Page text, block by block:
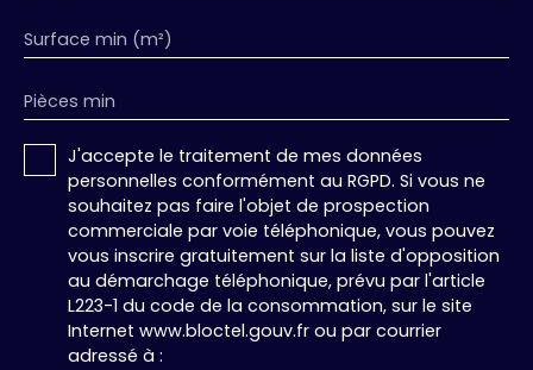
Les informations sur les risques auxquels ce bien
: www. georisques. gouv. fr. Association
MEDIMMOCONSO 1 Allée du Parc de Mesemena -
Bât A CS25222 45505 LA BAULE Annonce rédigée
par Tara Zoppas - Le Quai de l'Immobilier
Surface min (m²)
Pièces min
J'accepte le traitement de mes données
personnelles conformément au RGPD. Si vous ne
souhaitez pas faire l'objet de prospection
commerciale par voie téléphonique, vous pouvez
vous inscrire gratuitement sur la liste d'opposition
au démarchage téléphonique, prévu par l'article
L223-1 du code de la consommation, sur le site
Internet www.bloctel.gouv.fr ou par courrier
adressé à :